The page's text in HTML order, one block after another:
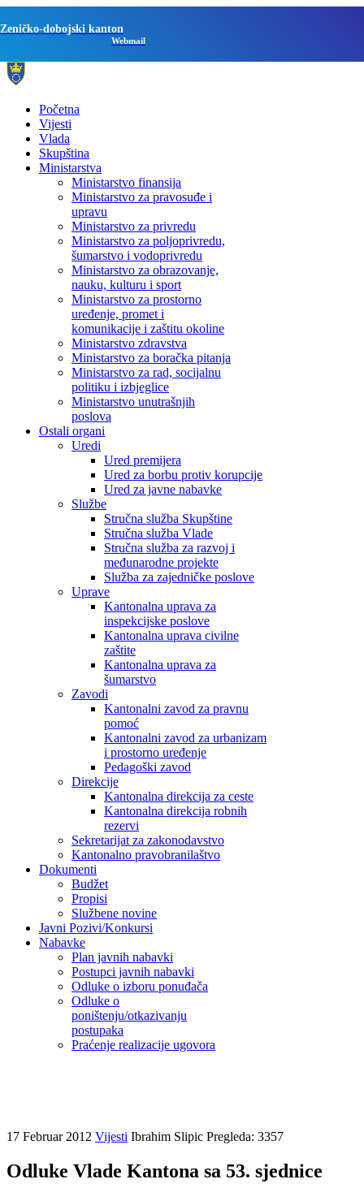
Zeničko-dobojski kanton
Webmail
Početna
Vijesti
Vlada
Skupština
Ministarstva
Ministarstvo finansija
Ministarstvo za pravosuđe i
upravu
Ministarstvo za privredu
Ministarstvo za poljoprivredu,
šumarstvo i vodoprivredu
Ministarstvo za obrazovanje,
nauku, kulturu i sport
Ministarstvo za prostorno
uređenje, promet i
komunikacije i zaštitu okoline
Ministarstvo zdravstva
Ministarstvo za boračka pitanja
Ministarstvo za rad, socijalnu
politiku i izbjeglice
Ministarstvo unutrašnjih
poslova
Ostali organi
Uredi
Ured premijera
Ured za borbu protiv korupcije
Ured za javne nabavke
Službe
Stručna služba Skupštine
Stručna služba Vlade
Stručna služba za razvoj i
međunarodne projekte
Služba za zajedničke poslove
Uprave
Kantonalna uprava za
inspekcijske poslove
Kantonalna uprava civilne
zaštite
Kantonalna uprava za
šumarstvo
Zavodi
Kantonalni zavod za pravnu
pomoć
Kantonalni zavod za urbanizam
i prostorno uređenje
Pedagoški zavod
Direkcije
Kantonalna direkcija za ceste
Kantonalna direkcija robnih
rezervi
Sekretarijat za zakonodavstvo
Kantonalno pravobranilaštvo
Dokumenti
Budžet
Propisi
Službene novine
Javni Pozivi/Konkursi
Nabavke
Plan javnih nabavki
Postupci javnih nabavki
Odluke o izboru ponuđača
Odluke o
poništenju/otkazivanju
postupaka
Praćenje realizacije ugovora
17 Februar 2012 Vijesti Ibrahim Slipic Pregleda: 3357
Odluke Vlade Kantona sa 53. sjednice